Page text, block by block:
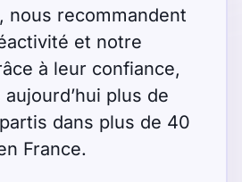
nous recommandent
et notre
à leur confiance,
plus de
dans plus de 40
France.